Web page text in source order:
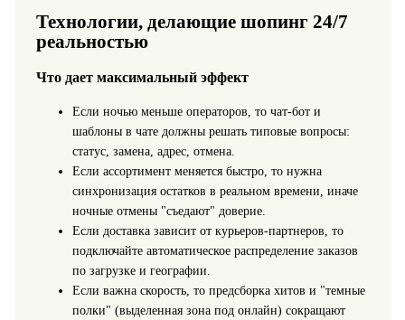
Технологии, делающие шопинг 24/7
реальностью
Что дает максимальный эффект
Если ночью меньше операторов, то чат-бот и
шаблоны в чате должны решать типовые вопросы:
статус, замена, адрес, отмена.
Если ассортимент меняется быстро, то нужна
синхронизация остатков в реальном времени, иначе
ночные отмены "съедают" доверие.
Если доставка зависит от курьеров-партнеров, то
подключайте автоматическое распределение заказов
по загрузке и географии.
Если важна скорость, то предсборка хитов и "темные
полки" (выделенная зона под онлайн) сокращают